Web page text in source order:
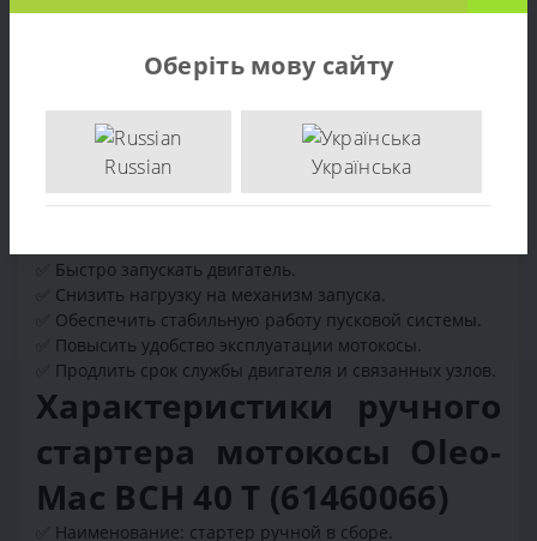
стартера мотокосы Oleo-Mac
BCH 40 T (61460066)
Основное предназначение стартера - передача
усилия от оператора к коленчатому валу двигателя для
его запуска. Исправный стартер обеспечивает легкий
запуск мотокосы как в теплую, так и в прохладную
✅ Быстро запускать двигатель.
✅ Снизить нагрузку на механизм запуска.
✅ Обеспечить стабильную работу пусковой системы.
✅ Повысить удобство эксплуатации мотокосы.
✅ Продлить срок службы двигателя и связанных узлов.
Характеристики ручного
стартера мотокосы Oleo-
Mac BCH 40 T (61460066)
✅ Наименование: стартер ручной в сборе.
Оберіть мову сайту
Russian Українська